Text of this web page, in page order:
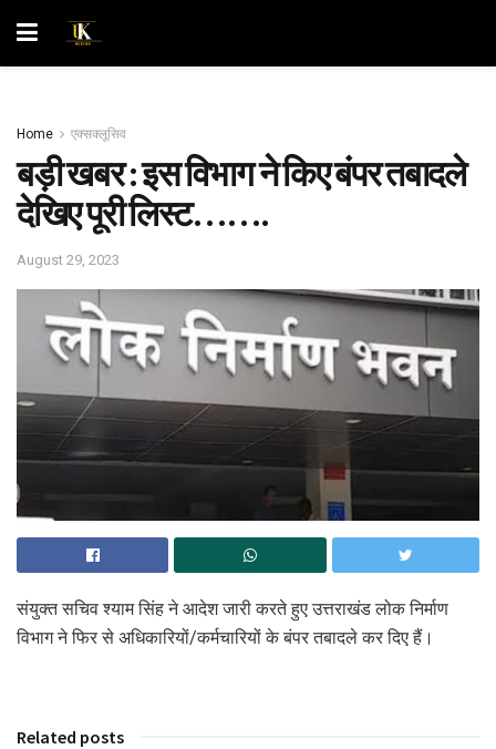
Home एक्सक्लूसिव
बड़ी खबर : इस विभाग ने किए बंपर तबादले
देखिए पूरी लिस्ट…….
August 29, 2023
संयुक्त सचिव श्याम सिंह ने आदेश जारी करते हुए उत्तराखंड लोक निर्माण
विभाग ने फिर से अधिकारियों/कर्मचारियों के बंपर तबादले कर दिए हैं।
Related posts